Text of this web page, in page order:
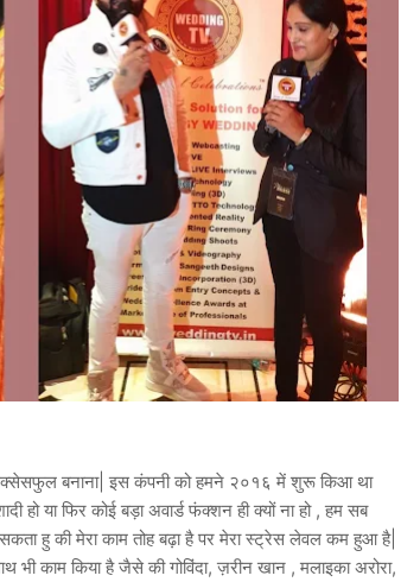
सक्सेसफुल बनाना| इस कंपनी को हमने २०१६ में शुरू किआ था
या फिर कोई बड़ा अवार्ड फंक्शन ही क्यों ना हो , हम सब
हु की मेरा काम तोह बढ़ा है पर मेरा स्ट्रेस लेवल कम हुआ है|
काम किया है जैसे की गोविंदा, ज़रीन खान , मलाइका अरोरा,